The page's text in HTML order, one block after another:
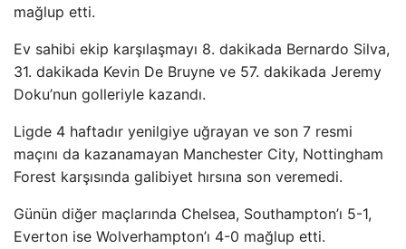
mağlup etti.
Ev sahibi ekip karşılaşmayı 8. dakikada Bernardo Silva,
31. dakikada Kevin De Bruyne ve 57. dakikada Jeremy
Doku’nun golleriyle kazandı.
Ligde 4 haftadır yenilgiye uğrayan ve son 7 resmi
maçını da kazanamayan Manchester City, Nottingham
Forest karşısında galibiyet hırsına son veremedi.
Günün diğer maçlarında Chelsea, Southampton’ı 5-1,
Everton ise Wolverhampton’ı 4-0 mağlup etti.